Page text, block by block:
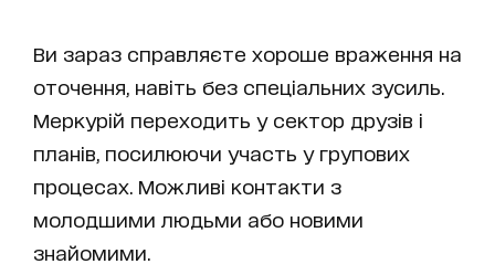
Ви зараз справляєте хороше враження на
оточення, навіть без спеціальних зусиль.
Меркурій переходить у сектор друзів і
планів, посилюючи участь у групових
процесах. Можливі контакти з
молодшими людьми або новими
знайомими.